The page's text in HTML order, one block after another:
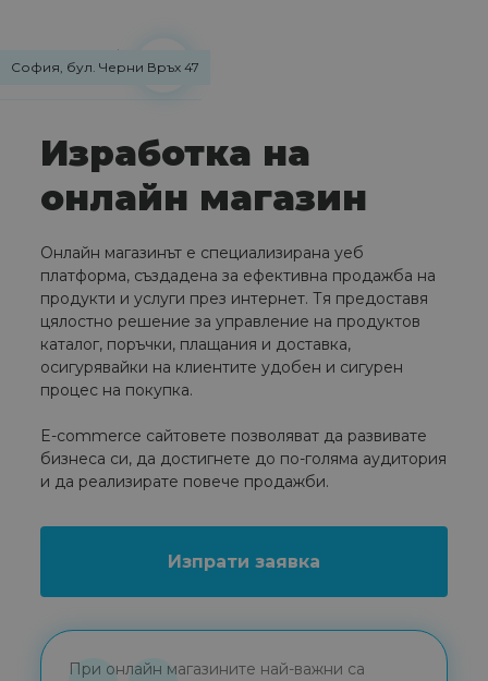
София, бул. Черни Връх 47
Изработка на
онлайн магазин
Онлайн магазинът е специализирана уеб
платформа, създадена за ефективна продажба на
продукти и услуги през интернет. Тя предоставя
цялостно решение за управление на продуктов
каталог, поръчки, плащания и доставка,
осигурявайки на клиентите удобен и сигурен
процес на покупка.
E-commerce сайтовете позволяват да развивате
бизнеса си, да достигнете до по-голяма аудитория
и да реализирате повече продажби.
Изпрати заявка
При онлайн магазините най-важни са